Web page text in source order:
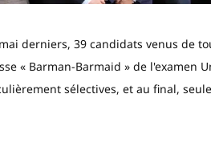
derniers, 39 candidats venus de
« Barman-Barmaid » de l'examen
sélectives, et au final,